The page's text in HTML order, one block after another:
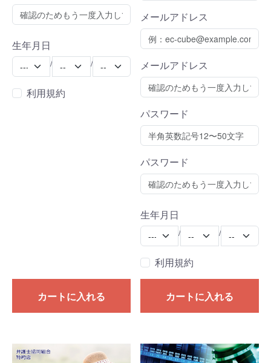
生年月日
Year
Month Day
/ /
利用規約
カートに入れる
メールアドレス
メールアドレス
パスワード
パスワード
生年月日
Year
Month Day
/ /
利用規約
カートに入れる